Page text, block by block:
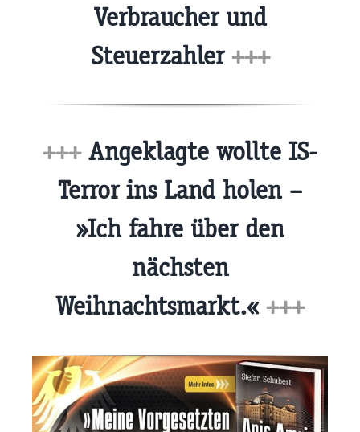
Verbraucher und
Steuerzahler+++
+++Angeklagte wollte IS-
Terror ins Land holen –
»Ich fahre über den
nächsten
Weihnachtsmarkt.« +++